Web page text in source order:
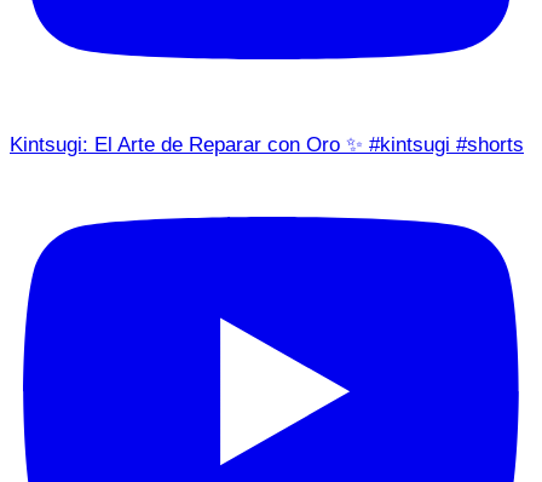
Kintsugi: El Arte de Reparar con Oro ✨ #kintsugi #shorts